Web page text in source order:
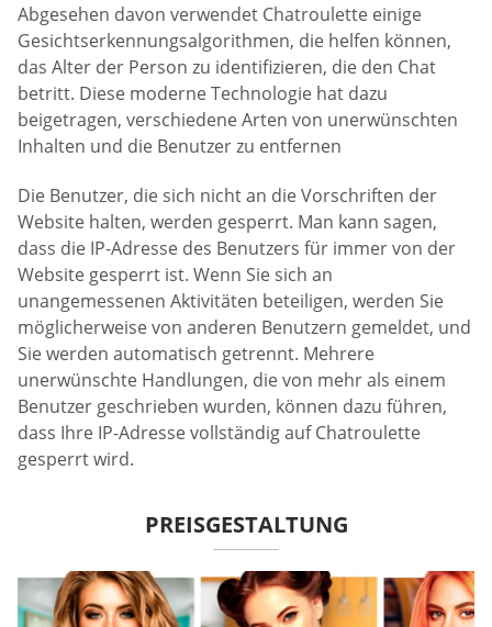
Abgesehen davon verwendet Chatroulette einige
Gesichtserkennungsalgorithmen, die helfen können,
das Alter der Person zu identifizieren, die den Chat
betritt. Diese moderne Technologie hat dazu
beigetragen, verschiedene Arten von unerwünschten
Inhalten und die Benutzer zu entfernen
Die Benutzer, die sich nicht an die Vorschriften der
Website halten, werden gesperrt. Man kann sagen,
dass die IP-Adresse des Benutzers für immer von der
Website gesperrt ist. Wenn Sie sich an
unangemessenen Aktivitäten beteiligen, werden Sie
möglicherweise von anderen Benutzern gemeldet, und
Sie werden automatisch getrennt. Mehrere
unerwünschte Handlungen, die von mehr als einem
Benutzer geschrieben wurden, können dazu führen,
dass Ihre IP-Adresse vollständig auf Chatroulette
gesperrt wird.
PREISGESTALTUNG